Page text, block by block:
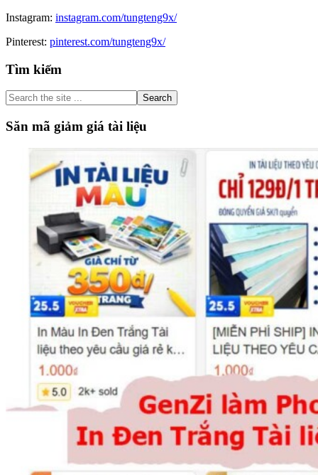
Instagram: instagram.com/tungteng9x/
Pinterest: pinterest.com/tungteng9x/
Primary
Sidebar
Tìm kiếm
Search
the
site
...
Săn mã giảm giá tài liệu